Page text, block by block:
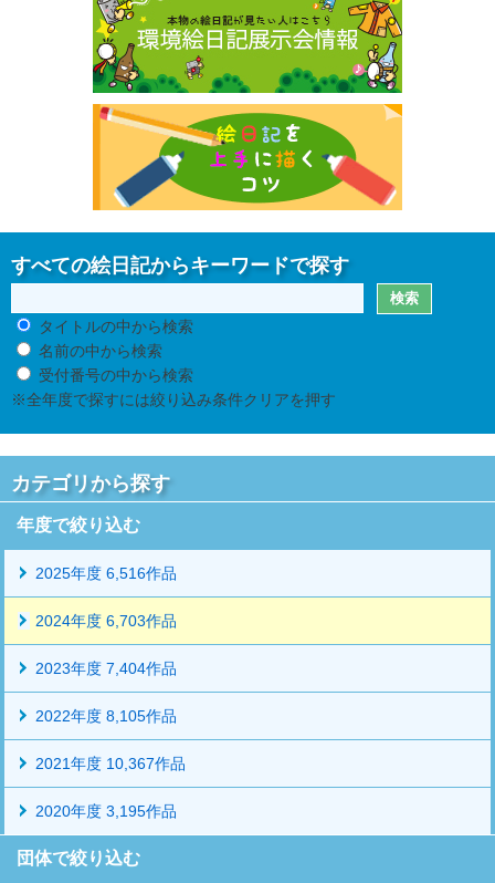
すべての絵日記からキーワードで探す
タイトルの中から検索
名前の中から検索
受付番号の中から検索
※全年度で探すには絞り込み条件クリアを押す
カテゴリから探す
年度で絞り込む
2025年度 6,516作品
2024年度 6,703作品
2023年度 7,404作品
2022年度 8,105作品
2021年度 10,367作品
2020年度 3,195作品
団体で絞り込む